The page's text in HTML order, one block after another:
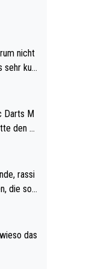
nicht
Weltm
Self l
d
das
WM
den A
rassi
die soll
Luke Li
Media G
gege
das